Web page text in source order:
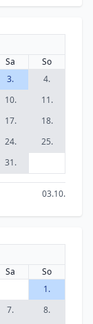
Sa
So
3.
4.
10.
11.
17.
18.
24.
25.
31.
03.10.
Sa
So
1.
7.
8.